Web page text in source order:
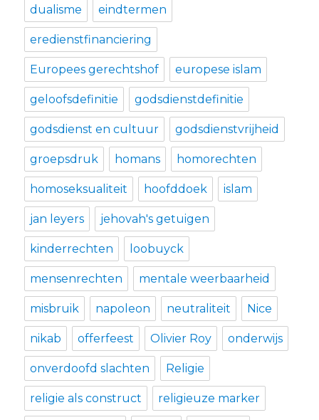
dualisme eindtermen
eredienstfinanciering
Europees gerechtshof europese islam
geloofsdefinitie godsdienstdefinitie
godsdienst en cultuur godsdienstvrijheid
groepsdruk homans homorechten
homoseksualiteit hoofddoek islam
jan leyers jehovah's getuigen
kinderrechten loobuyck
mensenrechten mentale weerbaarheid
misbruik napoleon neutraliteit Nice
nikab offerfeest Olivier Roy onderwijs
onverdoofd slachten Religie
religie als construct religieuze marker